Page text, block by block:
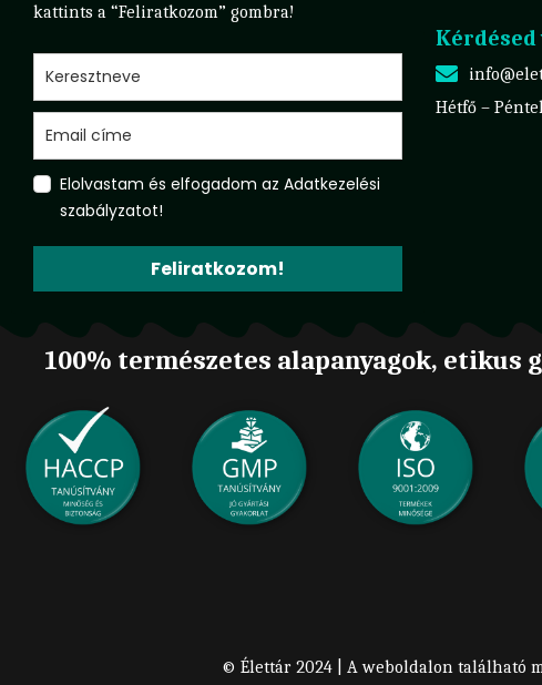
kattints a “Feliratkozom” gombra!
Elolvastam és elfogadom az Adatkezelési
szabályzatot!
Feliratkozom!
Kérdésed
Hétfő –
100% természetes alapanyagok, etikus
© Élettár 2024 | A weboldalon található